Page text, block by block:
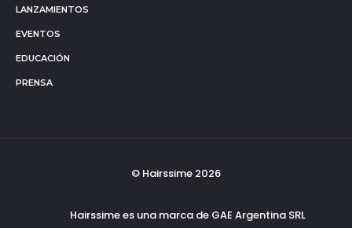
LANZAMIENTOS
EVENTOS
EDUCACIÓN
PRENSA
© Hairssime 2026
Hairssime es una marca de GAE Argentina SRL